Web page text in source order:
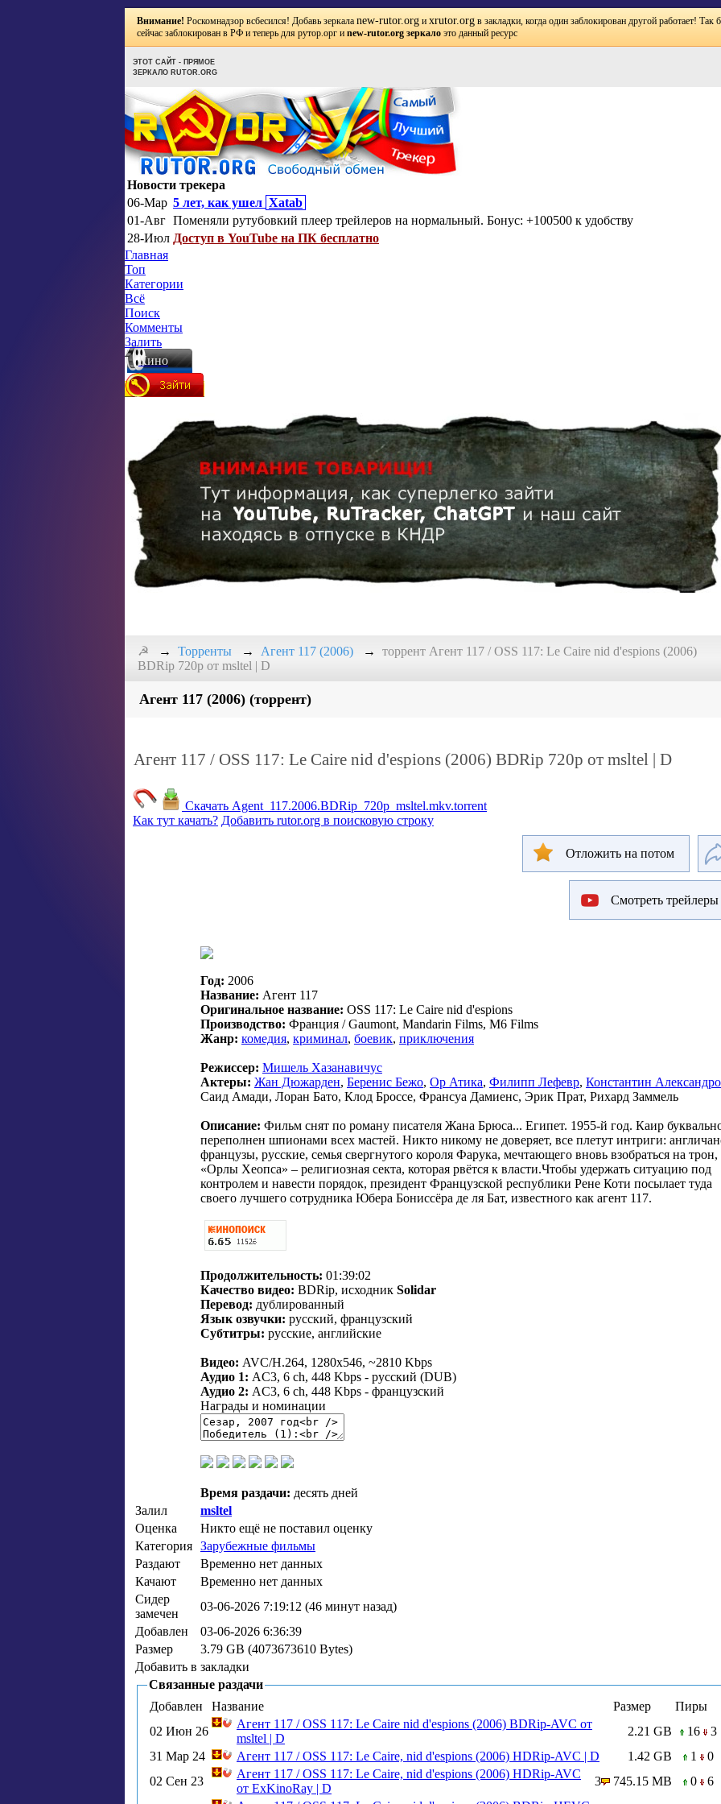
Внимание! Роскомнадзор всбесился! Добавь зеркала new-rutor.org и xrutor.org в закладки, когда один заблокирован другой работает!
сейчас заблокирован в РФ и теперь для рутор.орг и new-rutor.org зеркало это данный ресурс
ЭТОТ САЙТ - ПРЯМОЕ
ЗЕРКАЛО RUTOR.ORG
Новости трекера
06-Мар 5 лет, как ушел Xatab
01-Авг Поменяли рутубовкий плеер трейлеров на нормальный. Бонус: +100500 к удобству
28-Июл Доступ в YouTube на ПК бесплатно
Главная
Топ
Категории
Всё
Поиск
Комменты
Залить
Кино
☭ Торренты Агент 117 (2006)
торрент Агент 117 / OSS 117: Le Caire nid d'espions (2006)
BDRip 720p от msltel | D
Агент 117 (2006) (торрент)
Агент 117 / OSS 117: Le Caire nid d'espions (2006) BDRip 720p от msltel | D
Скачать Agent_117.2006.BDRip_720p_msltel.mkv.torrent
Как тут качать? Добавить rutor.org в поисковую строку
Отложить на потом
Смотреть трейлеры
Год: 2006
Название: Агент 117
Оригинальное название: OSS 117: Le Caire nid d'espions
Производство: Франция / Gaumont, Mandarin Films, M6 Films
Жанр: комедия, криминал, боевик, приключения
Режиссер: Мишель Хазанавичус
Актеры: Жан Дюжарден, Беренис Бежо, Ор Атика, Филипп Лефевр, Константин
Саид Амади, Лоран Бато, Клод Броссе, Франсуа Дамиенс, Эрик Прат, Рихард Заммель
Описание: Фильм снят по роману писателя Жана Брюса... Египет. 1955-й год. Каир
переполнен шпионами всех мастей. Никто никому не доверяет, все плетут интриги:
французы, русские, семья свергнутого короля Фарука, мечтающего вновь взобраться на трон,
«Орлы Хеопса» – религиозная секта, которая рвётся к власти.Чтобы удержать ситуацию под
контролем и навести порядок, президент Французской республики Рене Коти посылает туда
своего лучшего сотрудника Юбера Бониссёра де ля Бат, известного как агент 117.
Продолжительность: 01:39:02
Качество видео: BDRip, исходник Solidar
Перевод: дублированный
Язык озвучки: русский, французский
Субтитры: русские, английские
Видео: AVC/H.264, 1280x546, ~2810 Kbps
Аудио 1: AC3, 6 ch, 448 Kbps - русский (DUB)
Аудио 2: AC3, 6 ch, 448 Kbps - французский
Награды и номинации
Время раздачи: десять дней
Залил
msltel
Оценка
Никто ещё не поставил оценку
Категория Зарубежные фильмы
Раздают
Временно нет данных
Качают
Временно нет данных
Сидер
замечен
03-06-2026 7:19:12 (46 минут назад)
Добавлен
03-06-2026 6:36:39
Размер
3.79 GB (4073673610 Bytes)
Добавить в закладки
Связанные раздачи
Добавлен
Название Размер
Пиры
02 Июн 26
Агент 117 / OSS 117: Le Caire nid d'espions (2006) BDRip-AVC от
msltel | D
2.21 GB 16
3
31 Мар 24
Агент 117 / OSS 117: Le Caire, nid d'espions (2006) HDRip-AVC | D 1.42 GB 1
0
02 Сен 23
Агент 117 / OSS 117: Le Caire, nid d'espions (2006) HDRip-AVC
от ExKinoRay | D
3 745.15 MB 0
6